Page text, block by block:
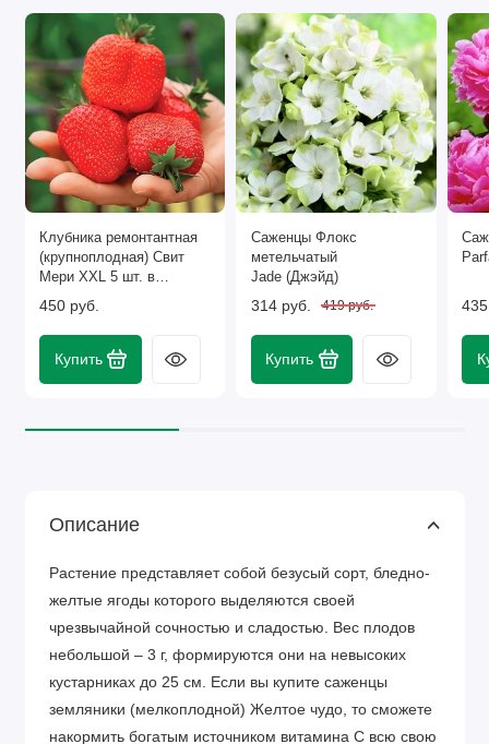
Клубника ремонтантная
(крупноплодная) Свит
Мери XXL 5 шт. в
450 руб.
Купить
Саженцы Флокс
метельчатый
Jade (Джэйд)
314 руб. 419 руб.
Купить
Описание
Растение представляет собой безусый сорт, бледно-
желтые ягоды которого выделяются своей
чрезвычайной сочностью и сладостью. Вес плодов
небольшой – 3 г, формируются они на невысоких
кустарниках до 25 см. Если вы купите саженцы
земляники (мелкоплодной) Желтое чудо, то сможете
накормить богатым источником витамина С всю свою